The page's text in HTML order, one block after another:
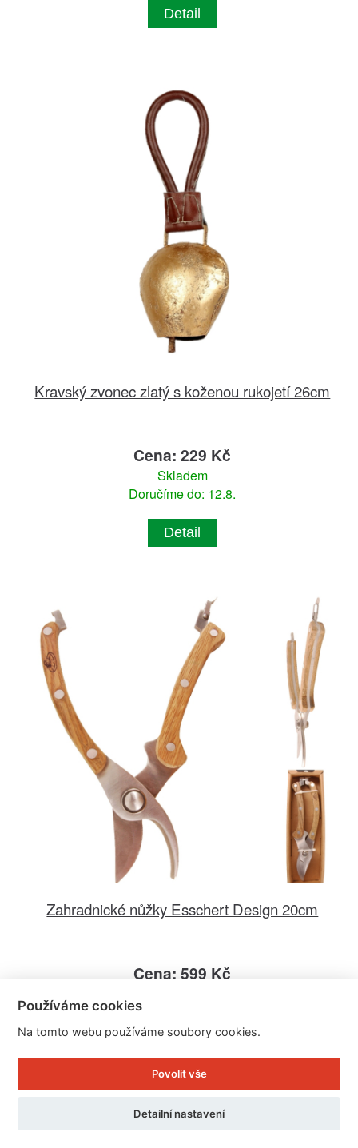
Detail
Kravský zvonec zlatý s koženou rukojetí 26cm
Cena: 229 Kč
Skladem
Doručíme do: 12.8.
Detail
Zahradnické nůžky Esschert Design 20cm
Cena: 599 Kč
Doručíme do: 12.8.
Používáme cookies
Na tomto webu používáme soubory cookies.
Povolit vše
Detailní nastavení